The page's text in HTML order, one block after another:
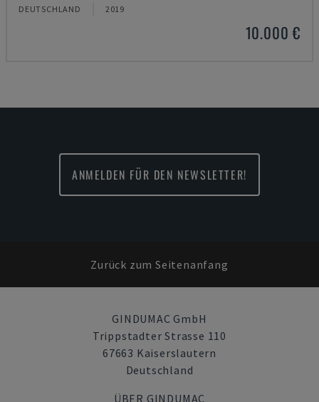
DEUTSCHLAND 2019
10.000 €
ANMELDEN FÜR DEN NEWSLETTER!
Zurück zum Seitenanfang
GINDUMAC GmbH
Trippstadter Strasse 110
67663 Kaiserslautern
Deutschland
ÜBER GINDUMAC